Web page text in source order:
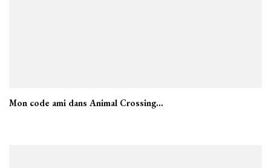
Mon code ami dans Animal Crossing…